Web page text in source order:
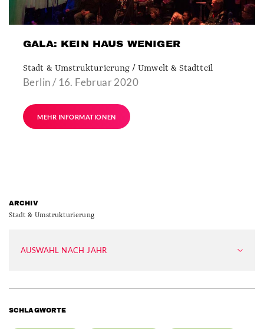
GALA: KEIN HAUS WENIGER
Stadt & Umstrukturierung / Umwelt & Stadtteil
Berlin / 16. Februar 2020
MEHR INFORMATIONEN
ARCHIV
Stadt & Umstrukturierung
AUSWAHL NACH JAHR
SCHLAGWORTE